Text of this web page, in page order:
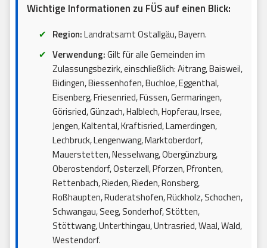
Wichtige Informationen zu FÜS auf einen Blick:
Region:Landratsamt Ostallgäu, Bayern.
Verwendung:Gilt für alle Gemeinden im
Zulassungsbezirk, einschließlich: Aitrang, Baisweil,
Bidingen, Biessenhofen, Buchloe, Eggenthal,
Eisenberg, Friesenried, Füssen, Germaringen,
Görisried, Günzach, Halblech, Hopferau, Irsee,
Jengen, Kaltental, Kraftisried, Lamerdingen,
Lechbruck, Lengenwang, Marktoberdorf,
Mauerstetten, Nesselwang, Obergünzburg,
Oberostendorf, Osterzell, Pforzen, Pfronten,
Rettenbach, Rieden, Rieden, Ronsberg,
Roßhaupten, Ruderatshofen, Rückholz, Schochen,
Schwangau, Seeg, Sonderhof, Stötten,
Stöttwang, Unterthingau, Untrasried, Waal, Wald,
Westendorf.